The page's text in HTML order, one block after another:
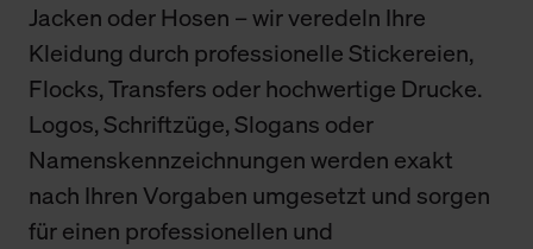
Jacken oder Hosen – wir veredeln Ihre
Kleidung durch professionelle Stickereien,
Flocks, Transfers oder hochwertige Drucke.
Logos, Schriftzüge, Slogans oder
Namenskennzeichnungen werden exakt
nach Ihren Vorgaben umgesetzt und sorgen
für einen professionellen und